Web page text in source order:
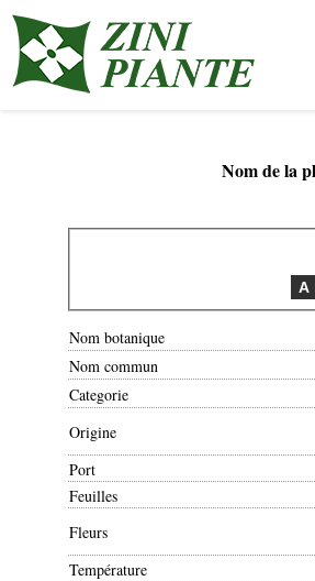
Nom de la
A
Nom botanique
Nom commun
Categorie
Origine
Port
Feuilles
Fleurs
Température